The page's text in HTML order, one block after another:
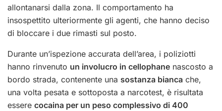
allontanarsi dalla zona. Il comportamento ha
insospettito ulteriormente gli agenti, che hanno deciso
di bloccare i due rimasti sul posto.
Durante un’ispezione accurata dell’area, i poliziotti
hanno rinvenuto un involucro in cellophane nascosto a
bordo strada, contenente una sostanza bianca che,
una volta pesata e sottoposta a narcotest, è risultata
essere cocaina per un peso complessivo di 400